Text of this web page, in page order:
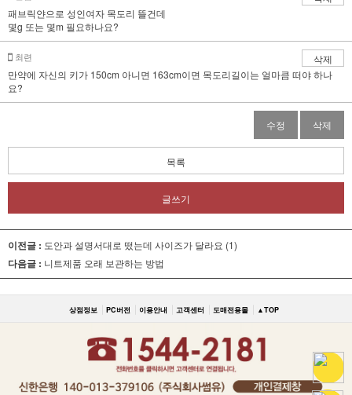
패브릭얀으로 성인여자 목도리 뜰건데
몇g 또는 몇m 필요하나요?
최련
삭제
만약에 자신의 키가 150cm 아니면 163cm이면 목도리길이는 얼마큼 떠야 하나
요?
수정 삭제
목록
글쓰기
이전글 : 도안과 설명서대로 떴는데 사이즈가 달라요 (1)
다음글 : 니트제품 오래 보관하는 방법
상점정보 PC버전 이용안내 고객센터 도매전용몰 ▲TOP